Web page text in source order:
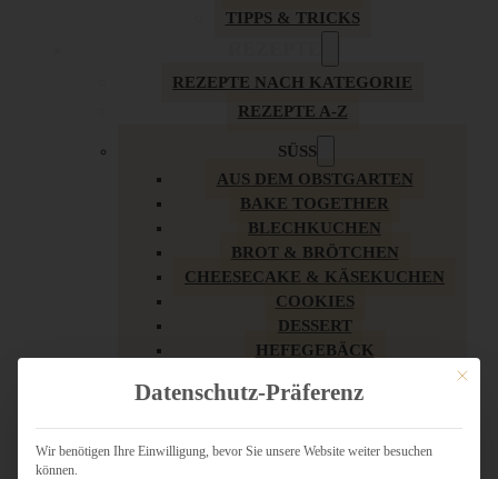
TIPPS & TRICKS
REZEPTE NACH KATEGORIE
REZEPTE A-Z
SÜSS
AUS DEM OBSTGARTEN
BAKE TOGETHER
BLECHKUCHEN
BROT & BRÖTCHEN
CHEESECAKE & KÄSEKUCHEN
COOKIES
DESSERT
HEFEGEBÄCK
KUCHEN
LOW CARB & GESÜNDER
MY AMERICAN BAKERY
Mit
Datenschutz-Präferenz
Wir benötigen Ihre Einwilligung, bevor Sie unsere Website weiter besuchen
können.